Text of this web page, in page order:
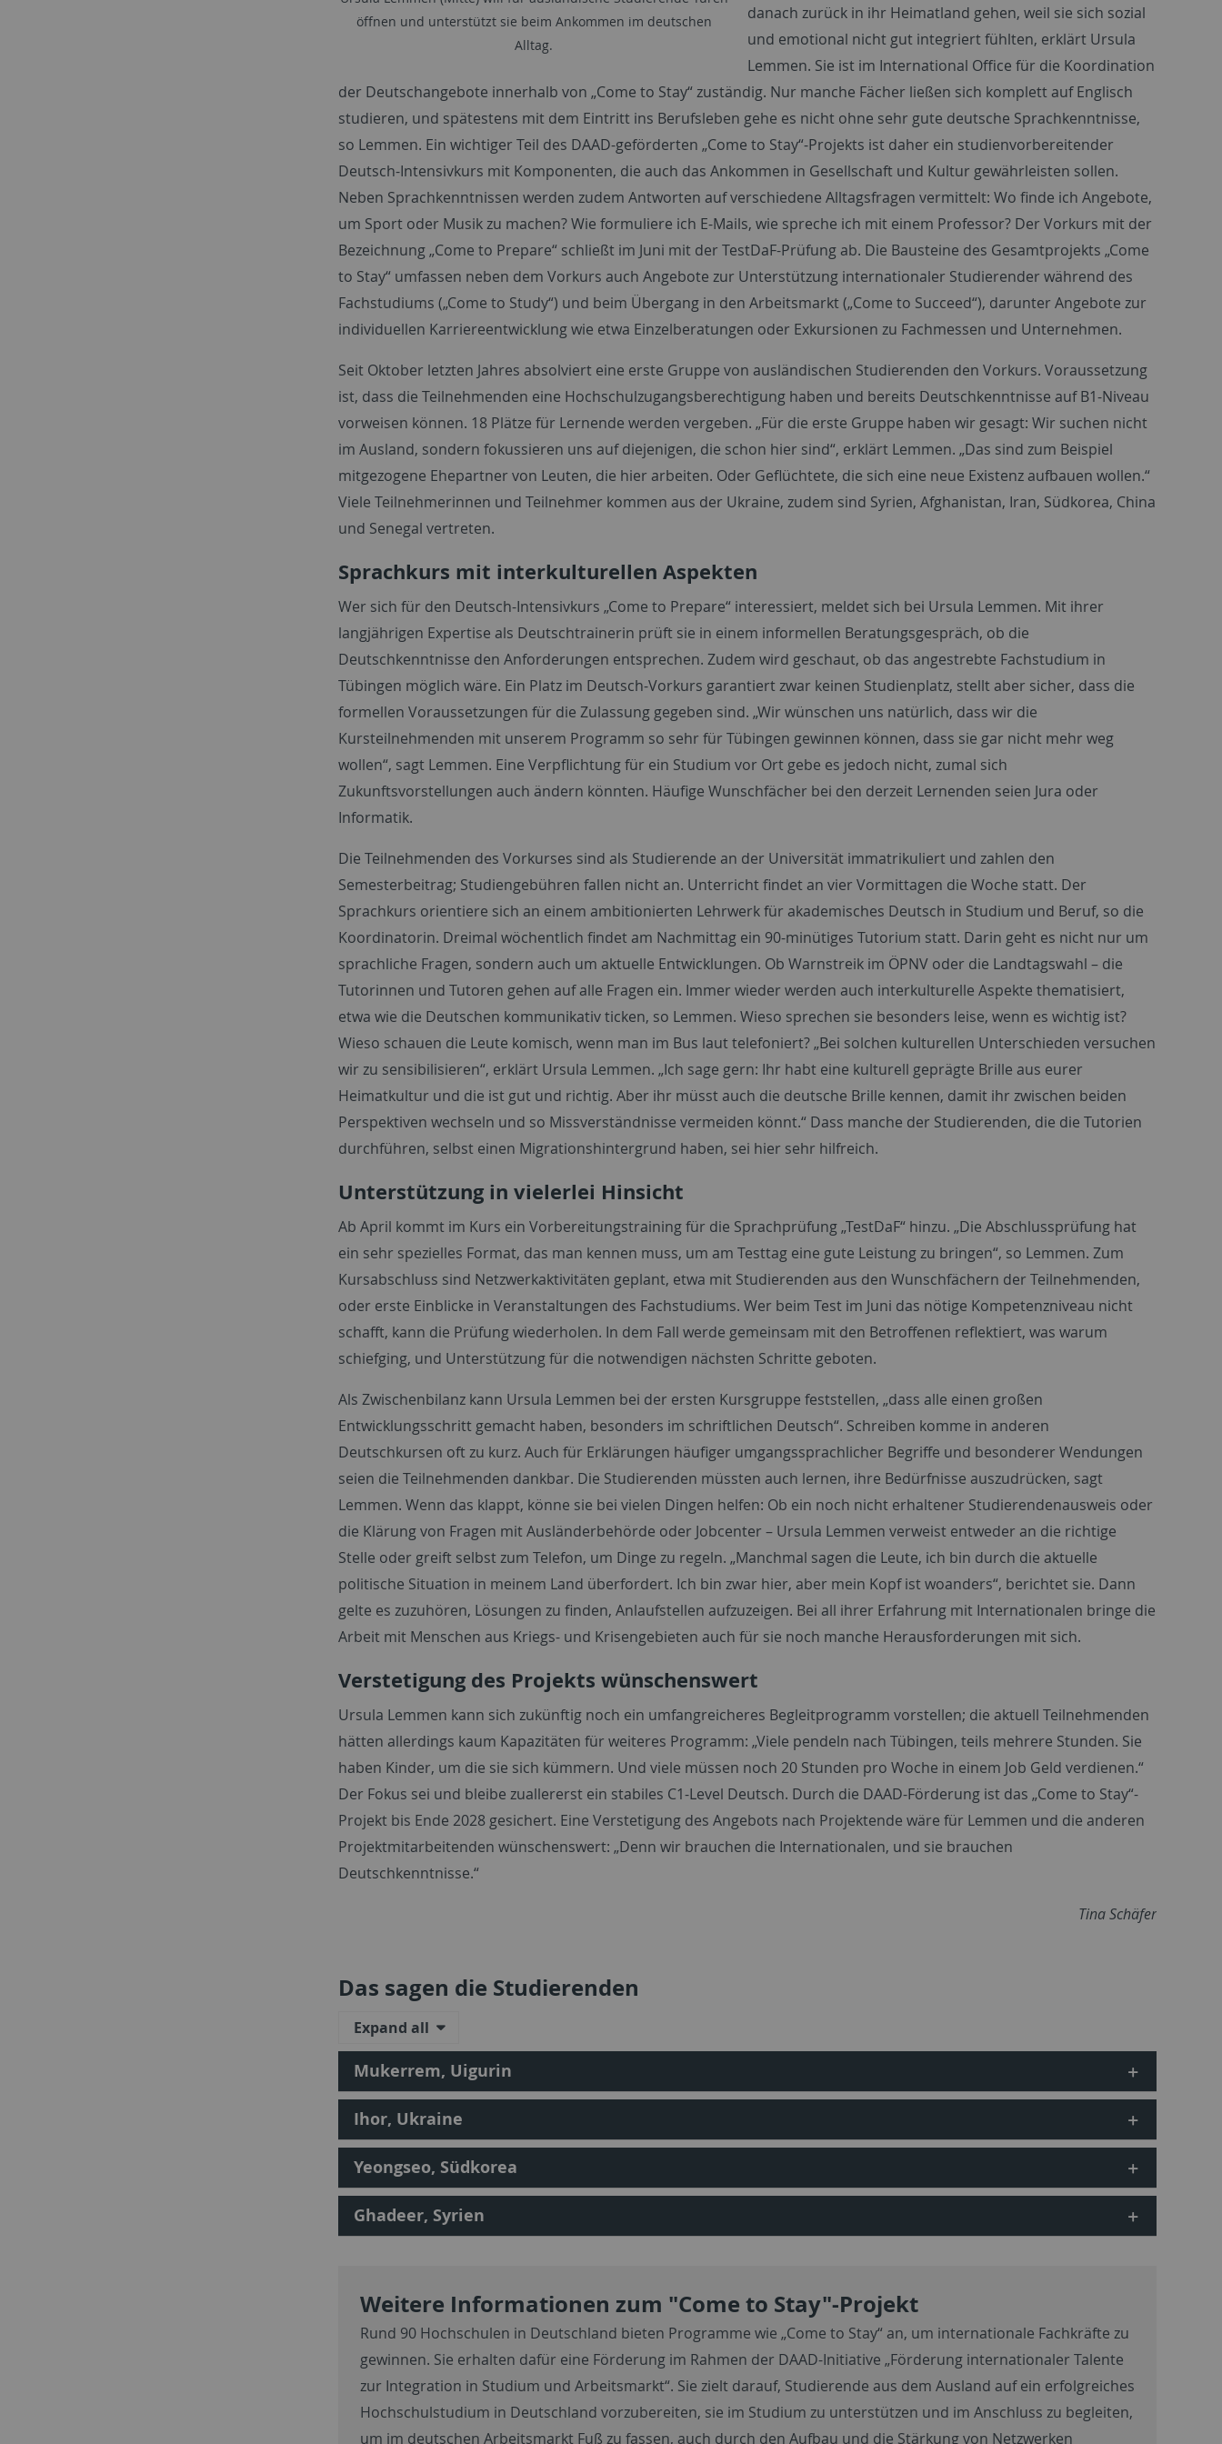
öffnen und unterstützt sie beim Ankommen im deutschen
Alltag.
danach zurück in ihr Heimatland gehen, weil sie sich sozial
und emotional nicht gut integriert fühlten, erklärt Ursula
Lemmen. Sie ist im International Office für die Koordination
der Deutschangebote innerhalb von „Come to Stay“ zuständig. Nur manche Fächer ließen sich komplett auf Englisch
studieren, und spätestens mit dem Eintritt ins Berufsleben gehe es nicht ohne sehr gute deutsche Sprachkenntnisse,
so Lemmen. Ein wichtiger Teil des DAAD-geförderten „Come to Stay“-Projekts ist daher ein studienvorbereitender
Deutsch-Intensivkurs mit Komponenten, die auch das Ankommen in Gesellschaft und Kultur gewährleisten sollen.
Neben Sprachkenntnissen werden zudem Antworten auf verschiedene Alltagsfragen vermittelt: Wo finde ich Angebote,
um Sport oder Musik zu machen? Wie formuliere ich E-Mails, wie spreche ich mit einem Professor? Der Vorkurs mit der
Bezeichnung „Come to Prepare“ schließt im Juni mit der TestDaF-Prüfung ab. Die Bausteine des Gesamtprojekts „Come
to Stay“ umfassen neben dem Vorkurs auch Angebote zur Unterstützung internationaler Studierender während des
Fachstudiums („Come to Study“) und beim Übergang in den Arbeitsmarkt („Come to Succeed“), darunter Angebote zur
individuellen Karriereentwicklung wie etwa Einzelberatungen oder Exkursionen zu Fachmessen und Unternehmen.
Seit Oktober letzten Jahres absolviert eine erste Gruppe von ausländischen Studierenden den Vorkurs. Voraussetzung
ist, dass die Teilnehmenden eine Hochschulzugangsberechtigung haben und bereits Deutschkenntnisse auf B1-Niveau
vorweisen können. 18 Plätze für Lernende werden vergeben. „Für die erste Gruppe haben wir gesagt: Wir suchen nicht
im Ausland, sondern fokussieren uns auf diejenigen, die schon hier sind“, erklärt Lemmen. „Das sind zum Beispiel
mitgezogene Ehepartner von Leuten, die hier arbeiten. Oder Geflüchtete, die sich eine neue Existenz aufbauen wollen.“
Viele Teilnehmerinnen und Teilnehmer kommen aus der Ukraine, zudem sind Syrien, Afghanistan, Iran, Südkorea, China
und Senegal vertreten.
Sprachkurs mit interkulturellen Aspekten
Wer sich für den Deutsch-Intensivkurs „Come to Prepare“ interessiert, meldet sich bei Ursula Lemmen. Mit ihrer
langjährigen Expertise als Deutschtrainerin prüft sie in einem informellen Beratungsgespräch, ob die
Deutschkenntnisse den Anforderungen entsprechen. Zudem wird geschaut, ob das angestrebte Fachstudium in
Tübingen möglich wäre. Ein Platz im Deutsch-Vorkurs garantiert zwar keinen Studienplatz, stellt aber sicher, dass die
formellen Voraussetzungen für die Zulassung gegeben sind. „Wir wünschen uns natürlich, dass wir die
Kursteilnehmenden mit unserem Programm so sehr für Tübingen gewinnen können, dass sie gar nicht mehr weg
wollen“, sagt Lemmen. Eine Verpflichtung für ein Studium vor Ort gebe es jedoch nicht, zumal sich
Zukunftsvorstellungen auch ändern könnten. Häufige Wunschfächer bei den derzeit Lernenden seien Jura oder
Informatik.
Die Teilnehmenden des Vorkurses sind als Studierende an der Universität immatrikuliert und zahlen den
Semesterbeitrag; Studiengebühren fallen nicht an. Unterricht findet an vier Vormittagen die Woche statt. Der
Sprachkurs orientiere sich an einem ambitionierten Lehrwerk für akademisches Deutsch in Studium und Beruf, so die
Koordinatorin. Dreimal wöchentlich findet am Nachmittag ein 90-minütiges Tutorium statt. Darin geht es nicht nur um
sprachliche Fragen, sondern auch um aktuelle Entwicklungen. Ob Warnstreik im ÖPNV oder die Landtagswahl – die
Tutorinnen und Tutoren gehen auf alle Fragen ein. Immer wieder werden auch interkulturelle Aspekte thematisiert,
etwa wie die Deutschen kommunikativ ticken, so Lemmen. Wieso sprechen sie besonders leise, wenn es wichtig ist?
Wieso schauen die Leute komisch, wenn man im Bus laut telefoniert? „Bei solchen kulturellen Unterschieden versuchen
wir zu sensibilisieren“, erklärt Ursula Lemmen. „Ich sage gern: Ihr habt eine kulturell geprägte Brille aus eurer
Heimatkultur und die ist gut und richtig. Aber ihr müsst auch die deutsche Brille kennen, damit ihr zwischen beiden
Perspektiven wechseln und so Missverständnisse vermeiden könnt.“ Dass manche der Studierenden, die die Tutorien
durchführen, selbst einen Migrationshintergrund haben, sei hier sehr hilfreich.
Unterstützung in vielerlei Hinsicht
Ab April kommt im Kurs ein Vorbereitungstraining für die Sprachprüfung „TestDaF“ hinzu. „Die Abschlussprüfung hat
ein sehr spezielles Format, das man kennen muss, um am Testtag eine gute Leistung zu bringen“, so Lemmen. Zum
Kursabschluss sind Netzwerkaktivitäten geplant, etwa mit Studierenden aus den Wunschfächern der Teilnehmenden,
oder erste Einblicke in Veranstaltungen des Fachstudiums. Wer beim Test im Juni das nötige Kompetenzniveau nicht
schafft, kann die Prüfung wiederholen. In dem Fall werde gemeinsam mit den Betroffenen reflektiert, was warum
schiefging, und Unterstützung für die notwendigen nächsten Schritte geboten.
Als Zwischenbilanz kann Ursula Lemmen bei der ersten Kursgruppe feststellen, „dass alle einen großen
Entwicklungsschritt gemacht haben, besonders im schriftlichen Deutsch“. Schreiben komme in anderen
Deutschkursen oft zu kurz. Auch für Erklärungen häufiger umgangssprachlicher Begriffe und besonderer Wendungen
seien die Teilnehmenden dankbar. Die Studierenden müssten auch lernen, ihre Bedürfnisse auszudrücken, sagt
Lemmen. Wenn das klappt, könne sie bei vielen Dingen helfen: Ob ein noch nicht erhaltener Studierendenausweis oder
die Klärung von Fragen mit Ausländerbehörde oder Jobcenter – Ursula Lemmen verweist entweder an die richtige
Stelle oder greift selbst zum Telefon, um Dinge zu regeln. „Manchmal sagen die Leute, ich bin durch die aktuelle
politische Situation in meinem Land überfordert. Ich bin zwar hier, aber mein Kopf ist woanders“, berichtet sie. Dann
gelte es zuzuhören, Lösungen zu finden, Anlaufstellen aufzuzeigen. Bei all ihrer Erfahrung mit Internationalen bringe die
Arbeit mit Menschen aus Kriegs- und Krisengebieten auch für sie noch manche Herausforderungen mit sich.
Verstetigung des Projekts wünschenswert
Ursula Lemmen kann sich zukünftig noch ein umfangreicheres Begleitprogramm vorstellen; die aktuell Teilnehmenden
hätten allerdings kaum Kapazitäten für weiteres Programm: „Viele pendeln nach Tübingen, teils mehrere Stunden. Sie
haben Kinder, um die sie sich kümmern. Und viele müssen noch 20 Stunden pro Woche in einem Job Geld verdienen.“
Der Fokus sei und bleibe zuallererst ein stabiles C1-Level Deutsch. Durch die DAAD-Förderung ist das „Come to Stay“-
Projekt bis Ende 2028 gesichert. Eine Verstetigung des Angebots nach Projektende wäre für Lemmen und die anderen
Projektmitarbeitenden wünschenswert: „Denn wir brauchen die Internationalen, und sie brauchen
Deutschkenntnisse.“
Tina Schäfer
Das sagen die Studierenden
Expand all
Mukerrem, Uigurin
Ihor, Ukraine
Yeongseo, Südkorea
Ghadeer, Syrien
Weitere Informationen zum "Come to Stay"-Projekt
Rund 90 Hochschulen in Deutschland bieten Programme wie „Come to Stay“ an, um internationale Fachkräfte zu
gewinnen. Sie erhalten dafür eine Förderung im Rahmen der DAAD-Initiative „Förderung internationaler Talente
zur Integration in Studium und Arbeitsmarkt“. Sie zielt darauf, Studierende aus dem Ausland auf ein erfolgreiches
Hochschulstudium in Deutschland vorzubereiten, sie im Studium zu unterstützen und im Anschluss zu begleiten,
um im deutschen Arbeitsmarkt Fuß zu fassen, auch durch den Aufbau und die Stärkung von Netzwerken